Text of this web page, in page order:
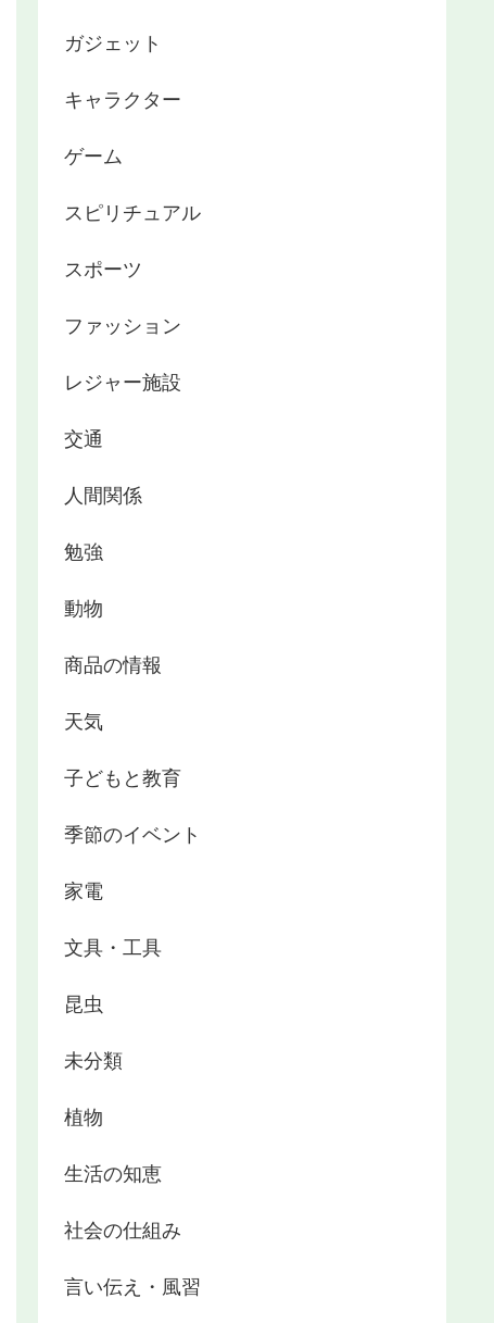
ガジェット
キャラクター
ゲーム
スピリチュアル
スポーツ
ファッション
レジャー施設
交通
人間関係
勉強
動物
商品の情報
天気
子どもと教育
季節のイベント
家電
文具・工具
昆虫
未分類
植物
生活の知恵
社会の仕組み
言い伝え・風習